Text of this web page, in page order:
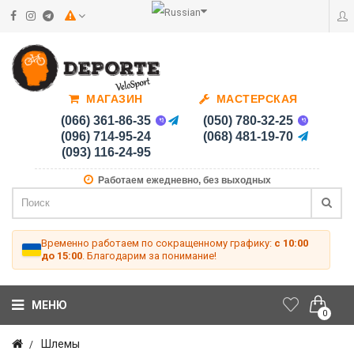
МАГАЗИН
(066) 361-86-35
(096) 714-95-24
(093) 116-24-95
МАСТЕРСКАЯ
(050) 780-32-25
(068) 481-19-70
Работаем ежедневно, без выходных
Временно работаем по сокращенному графику: с 10:00
до 15:00 . Благодарим за понимание!
0
МЕНЮ
Шлемы